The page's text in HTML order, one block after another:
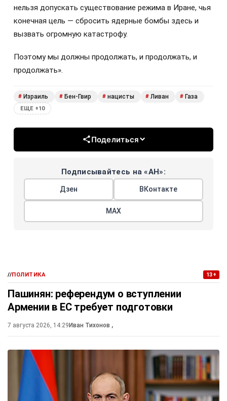
нельзя допускать существование режима в Иране, чья
конечная цель — сбросить ядерные бомбы здесь и
вызвать огромную катастрофу.
Поэтому мы должны продолжать, и продолжать, и
продолжать».
# Израиль # Бен-Гвир # нацисты # Ливан # Газа
ЕЩЕ +10
Поделиться
Подписывайтесь на «АН»:
Дзен ВКонтакте
МАХ
//ПОЛИТИКА 13+
Пашинян: референдум о вступлении
Армении в ЕС требует подготовки
7 августа 2026, 14:29 Иван Тихонов ,